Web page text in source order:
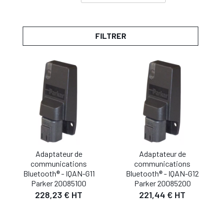
FILTRER
Adaptateur de
communications
Bluetooth® - IQAN-G11
Parker 20085100
228,23 € HT
Adaptateur de
communications
Bluetooth® - IQAN-G12
Parker 20085200
221,44 € HT